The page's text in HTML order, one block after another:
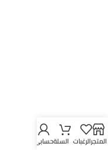
المتجرالرغبات السلةحسابي